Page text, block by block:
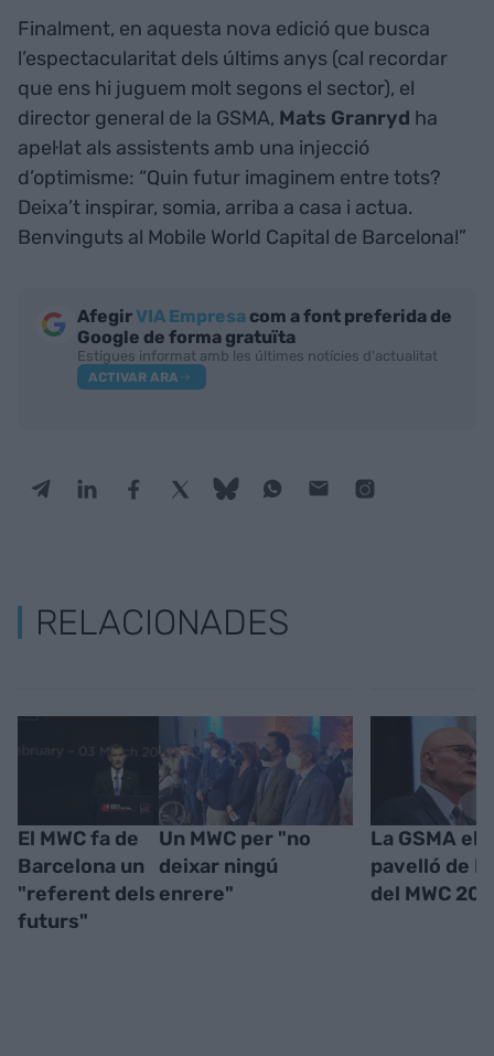
Finalment, en aquesta nova edició que busca
l’espectacularitat dels últims anys (cal recordar
que ens hi juguem molt segons el sector), el
director general de la GSMA, Mats Granryd ha
apel·lat als assistents amb una injecció
d’optimisme: “Quin futur imaginem entre tots?
Deixa’t inspirar, somia, arriba a casa i actua.
Benvinguts al Mobile World Capital de Barcelona!”
AfegirVIA Empresa com a font preferida de
Google de forma gratuïta
Estigues informat amb les últimes notícies d'actualitat
ACTIVAR ARA
RELACIONADES
El MWC fa de
Barcelona un
"referent dels
futurs"
Un MWC per "no
deixar ningú
enrere"
La GSMA
pavelló de
del MWC